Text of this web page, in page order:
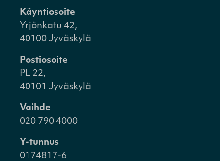
Käyntiosoite
Yrjönkatu 42,
40100 Jyväskylä
Postiosoite
PL 22,
40101 Jyväskylä
Vaihde
020 790 4000
Y-tunnus
0174817-6